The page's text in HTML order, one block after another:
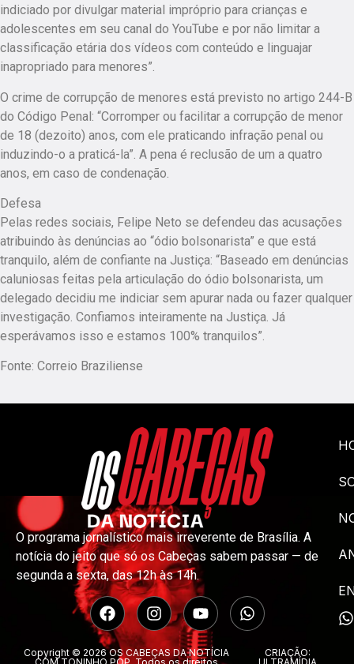
indiciado por divulgar material impróprio para crianças e
adolescentes em seu canal do YouTube e por não limitar a
classificação etária dos vídeos com conteúdo e linguajar
inapropriado para menores”.
O crime de corrupção de menores está previsto no artigo 244-B
do Código Penal: “Corromper ou facilitar a corrupção de menor
de 18 (dezoito) anos, com ele praticando infração penal ou
induzindo-o a praticá-la”. A pena é reclusão de um a quatro
anos, em caso de condenação.
Defesa
Pelas redes sociais, Felipe Neto se defendeu das acusações
atribuindo às denúncias ao “ódio bolsonarista” e que está
tranquilo, além de confiante na Justiça: “Baseado em denúncias
caluniosas feitas pela articulação do ódio bolsonarista, um
delegado decidiu me indiciar sem apurar nada ou fazer qualquer
investigação. Confiamos inteiramente na Justiça. Já
esperávamos isso e estamos 100% tranquilos”.
Fonte: Correio Braziliense
O programa jornalístico mais irreverente de Brasília. A
notícia do jeito que só os Cabeças sabem passar — de
segunda a sexta, das 12h às 14h.
Copyright © 2026 OS CABEÇAS DA NOTÍCIA
CRIAÇÃO: